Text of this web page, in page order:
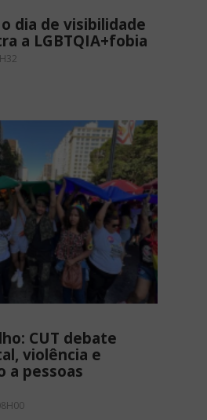
dia de visibilidade
a LGBTQIA+fobia
CUT debate
violência e
a pessoas